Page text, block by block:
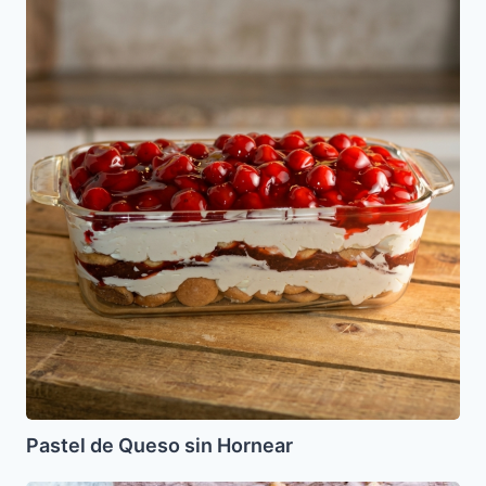
sin
Hornear
Pastel de Queso sin Hornear